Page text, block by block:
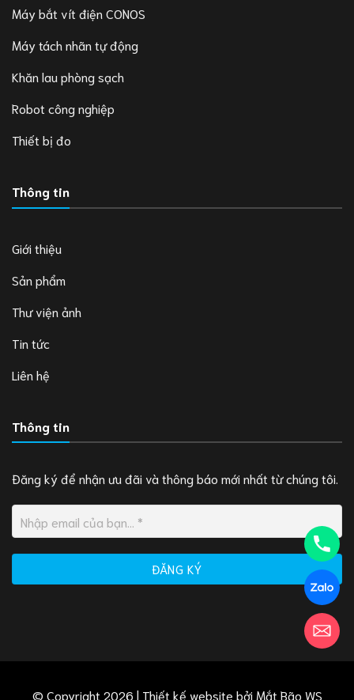
Máy bắt vít điện CONOS
Máy tách nhãn tự động
Khăn lau phòng sạch
Robot công nghiệp
Thiết bị đo
Thông tin
Giới thiệu
Sản phẩm
Thư viện ảnh
Tin tức
Liên hệ
Thông tin
Đăng ký để nhận ưu đãi và thông báo mới nhất từ chúng tôi.
© Copyright 2026 | Thiết kế website bởi Mắt Bão WS